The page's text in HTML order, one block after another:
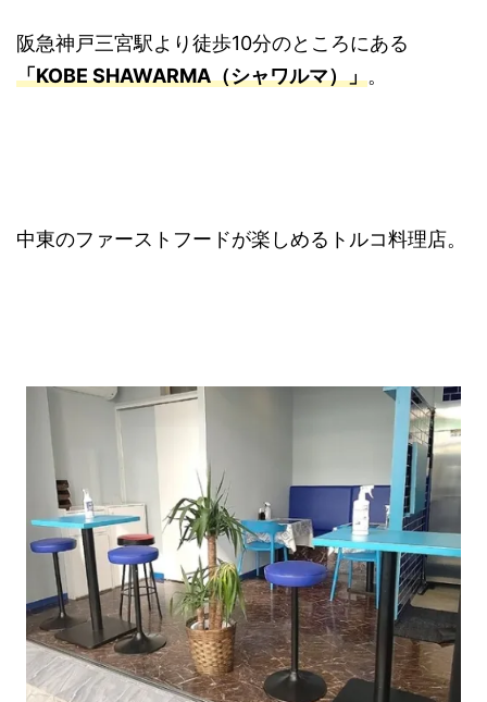
阪急神戸三宮駅より徒歩10分のところにある
「KOBE SHAWARMA（シャワルマ）」。
中東のファーストフードが楽しめるトルコ料理店。